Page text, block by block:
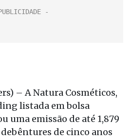
– A Natura Cosméticos,
listada em bolsa
uma emissão de até 1,879
de cinco anos